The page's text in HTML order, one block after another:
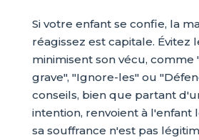
Si votre enfant se confie, la
réagissez est capitale. Évitez
minimisent son vécu, comme
grave", "Ignore-les" ou
conseils, bien que partant
intention, renvoient à l'enfant
sa souffrance n'est pas